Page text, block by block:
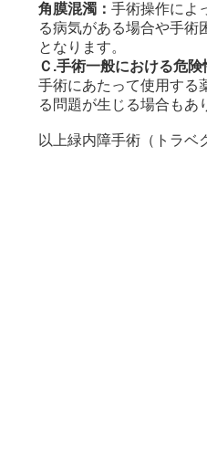
角膜混濁： 手術操作によ
る病気がある場合や手術
となります。
Ｃ.手術一般における危険
手術にあたって使用する
る問題が生じる場合もあ
以上緑内障手術（トラ